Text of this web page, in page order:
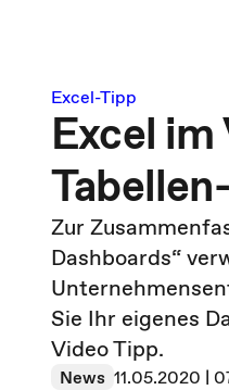
Excel-Tipp
Excel
Zur
Dashboards“
Sie Ihr eigenes
Video Tipp.
News 11.05.2020 |